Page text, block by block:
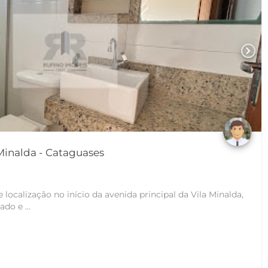
chevron_right
Apartamento em Vila Minalda - Cataguases
no início da avenida principal da Vila Minalda,
e ...